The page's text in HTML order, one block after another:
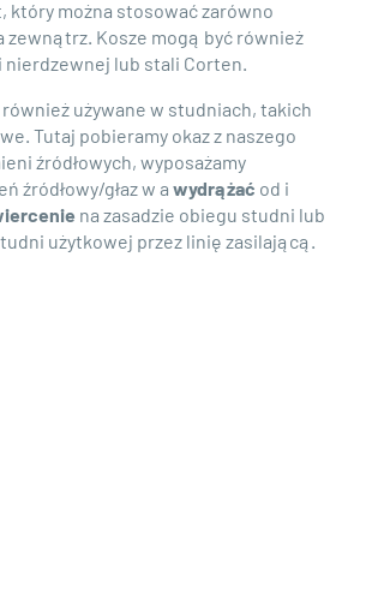
który można stosować zarówno
zewnątrz. Kosze mogą być również
nierdzewnej lub stali Corten.
używane w studniach, takich
Tutaj pobieramy okaz z naszego
źródłowych, wyposażamy
źródłowy/głaz w a wydrążać od i
na zasadzie obiegu studni lub
użytkowej przez linię zasilającą.